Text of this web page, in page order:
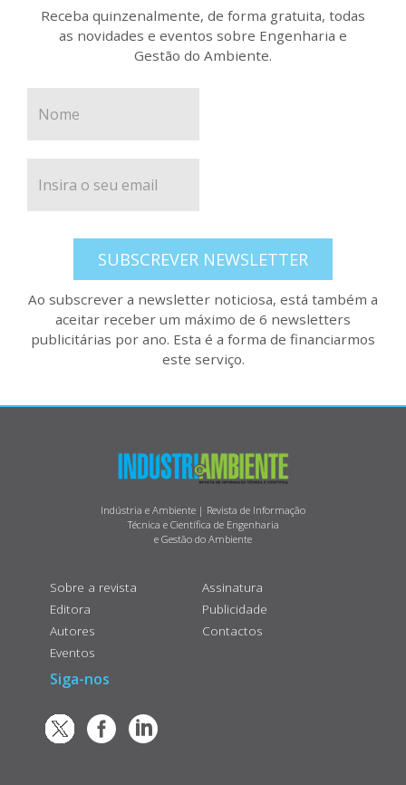
Receba quinzenalmente, de forma gratuita, todas
as novidades e eventos sobre Engenharia e
Gestão do Ambiente.
SUBSCREVER NEWSLETTER
Ao subscrever a newsletter noticiosa, está também a
aceitar receber um máximo de 6 newsletters
publicitárias por ano. Esta é a forma de financiarmos
este serviço.
Indústria e Ambiente | Revista de Informação
Técnica e Científica de Engenharia
e Gestão do Ambiente
Sobre a revista
Editora
Autores
Eventos
Assinatura
Publicidade
Contactos
Siga-nos